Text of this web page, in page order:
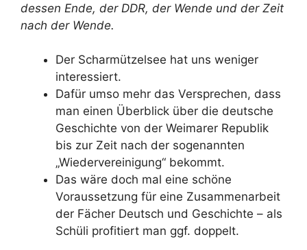
dessen Ende, der DDR, der Wende und der Zeit
nach der Wende.
Der Scharmützelsee hat uns weniger
interessiert.
Dafür umso mehr das Versprechen, dass
man einen Überblick über die deutsche
Geschichte von der Weimarer Republik
bis zur Zeit nach der sogenannten
„Wiedervereinigung“ bekommt.
Das wäre doch mal eine schöne
Voraussetzung für eine Zusammenarbeit
der Fächer Deutsch und Geschichte – als
Schüli profitiert man ggf. doppelt.